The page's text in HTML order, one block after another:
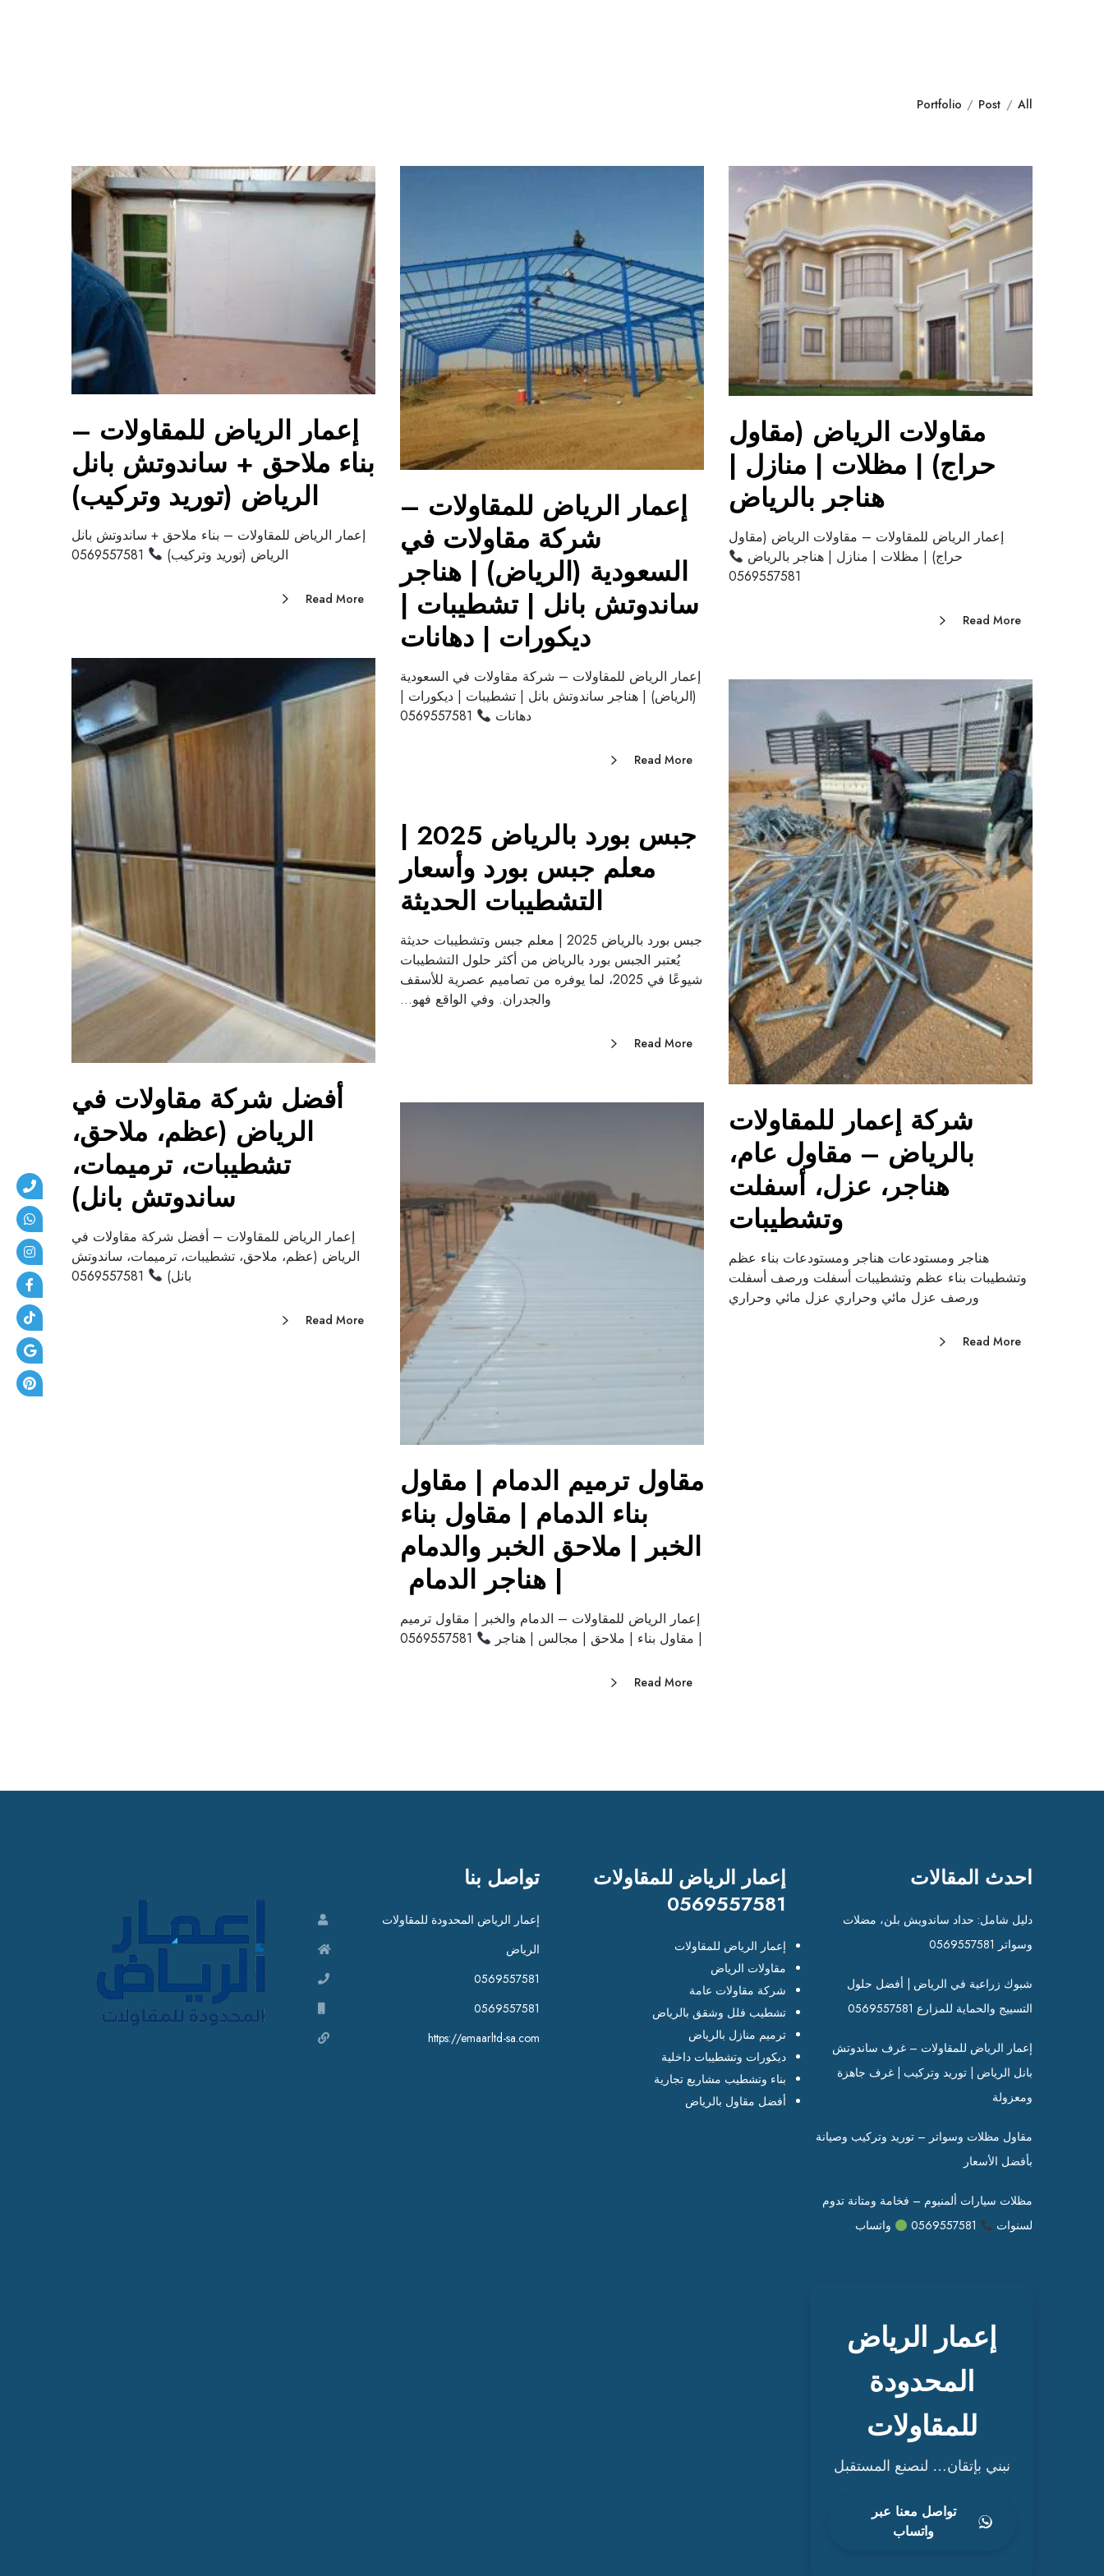
All
Post
Portfolio
مقاولات الرياض (مقاول
حراج) | مظلات | منازل |
هناجر بالرياض
إعمار الرياض للمقاولات – مقاولات الرياض (مقاول
حراج) | مظلات | منازل | هناجر بالرياض
0569557581
Read More
إعمار الرياض للمقاولات –
شركة مقاولات في
السعودية (الرياض) | هناجر
ساندوتش بانل | تشطيبات |
ديكورات | دهانات
إعمار الرياض للمقاولات – شركة مقاولات في السعودية
(الرياض) | هناجر ساندوتش بانل | تشطيبات | ديكورات |
دهانات
Read More
إعمار الرياض للمقاولات –
بناء ملاحق + ساندوتش بانل
الرياض (توريد وتركيب)
إعمار الرياض للمقاولات – بناء ملاحق + ساندوتش بانل
الرياض (توريد وتركيب)
Read More
أفضل شركة مقاولات في
الرياض (عظم، ملاحق،
تشطيبات، ترميمات،
ساندوتش بانل)
إعمار الرياض للمقاولات – أفضل شركة مقاولات في
الرياض (عظم، ملاحق، تشطيبات، ترميمات، ساندوتش
بانل)
Read More
شركة إعمار للمقاولات
بالرياض – مقاول عام،
هناجر، عزل، أسفلت
وتشطيبات
هناجر ومستودعات هناجر ومستودعات بناء عظم
وتشطيبات بناء عظم وتشطيبات أسفلت ورصف أسفلت
ورصف عزل مائي وحراري عزل مائي وحراري
Read More
جبس بورد بالرياض 2025 |
معلم جبس بورد وأسعار
التشطيبات الحديثة
جبس بورد بالرياض 2025 | معلم جبس وتشطيبات حديثة
يُعتبر الجبس بورد بالرياض من أكثر حلول التشطيبات
شيوعًا في 2025، لما يوفره من تصاميم عصرية للأسقف
والجدران. وفي الواقع فهو…
Read More
مقاول ترميم الدمام | مقاول
بناء الدمام | مقاول بناء
الخبر | ملاحق الخبر والدمام
| هناجر الدمام
إعمار الرياض للمقاولات – الدمام والخبر | مقاول ترميم
| مقاول بناء | ملاحق | مجالس | هناجر
Read More
احدث المقالات
دليل شامل: حداد ساندويش بلن، مضلات
وسواتر 0569557581
شبوك زراعية في الرياض | أفضل حلول
التسييج والحماية للمزارع 0569557581
إعمار الرياض للمقاولات – غرف ساندوتش
بانل الرياض | توريد وتركيب | غرف جاهزة
ومعزولة
مقاول مظلات وسواتر – توريد وتركيب وصيانة
بأفضل الأسعار
مظلات سيارات ألمنيوم – فخامة ومتانة تدوم
لسنوات
واتساب
إعمار الرياض
المحدودة
للمقاولات
نبني بإتقان… لنصنع المستقبل
تواصل معنا عبر
واتساب
إعمار الرياض للمقاولات
0569557581
إعمار الرياض للمقاولات
مقاولات الرياض
شركة مقاولات عامة
تشطيب فلل وشقق بالرياض
ترميم منازل بالرياض
ديكورات وتشطيبات داخلية
بناء وتشطيب مشاريع تجارية
أفضل مقاول بالرياض
تواصل بنا
إعمار الرياض المحدودة للمقاولات
الرياض
0569557581
0569557581
https://emaarltd-sa.com